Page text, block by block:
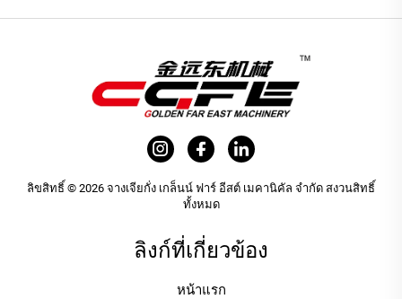
ลิขสิทธิ์ © 2026 จางเจียกั่ง เกล็นน์ ฟาร์ อีสต์ เมคานิคัล จำกัด สงวนสิทธิ์
ทั้งหมด
ลิงก์ที่เกี่ยวข้อง
หน้าแรก